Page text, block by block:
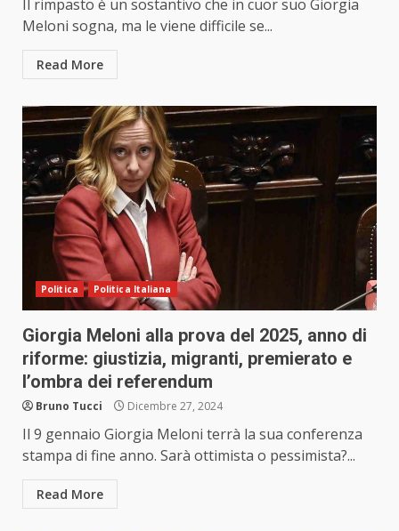
Il rimpasto è un sostantivo che in cuor suo Giorgia
Meloni sogna, ma le viene difficile se...
Read More
Politica Politica Italiana
Giorgia Meloni alla prova del 2025, anno di
riforme: giustizia, migranti, premierato e
l’ombra dei referendum
Bruno Tucci Dicembre 27, 2024
Il 9 gennaio Giorgia Meloni terrà la sua conferenza
stampa di fine anno. Sarà ottimista o pessimista?...
Read More